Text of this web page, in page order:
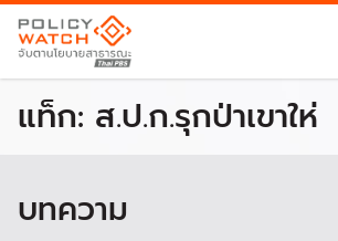
แท็ก: ส.ป.ก.รุกป่าเขาให่
บทความ